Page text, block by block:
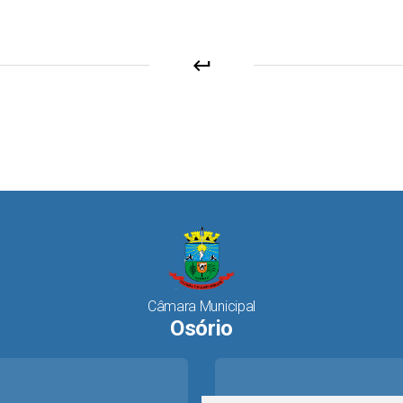
keyboard_return
Câmara Municipal
Osório